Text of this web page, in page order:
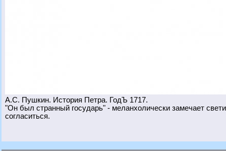
А.С. Пушкин. История Петра. ГодЪ 1717.
"Он был странный государь" - меланхолически замечает
согласиться.